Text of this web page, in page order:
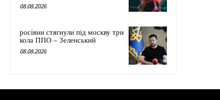
08.08.2026
росіяни стягнули під москву три
кола ППО – Зеленський
08.08.2026